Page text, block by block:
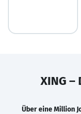
XING
Über eine Million